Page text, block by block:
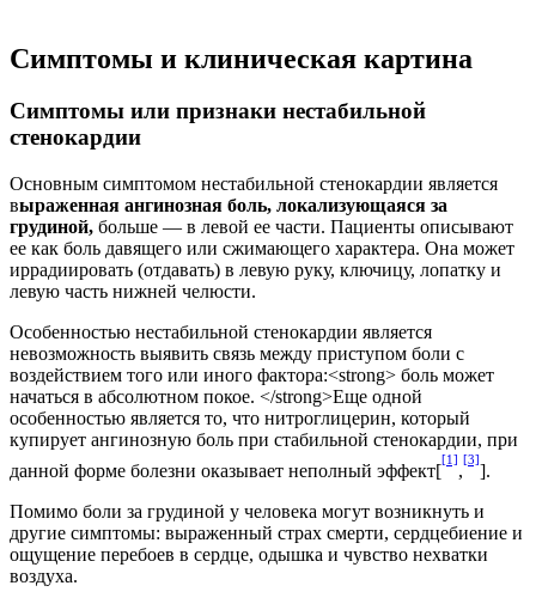
Симптомы и клиническая картина
Симптомы или признаки нестабильной
стенокардии
Основным симптомом нестабильной стенокардии является
выраженная ангинозная боль, локализующаяся за
грудиной, больше — в левой ее части. Пациенты описывают
ее как боль давящего или сжимающего характера. Она может
иррадиировать (отдавать) в левую руку, ключицу, лопатку и
левую часть нижней челюсти.
Особенностью нестабильной стенокардии является
невозможность выявить связь между приступом боли с
воздействием того или иного фактора:<strong> боль может
начаться в абсолютном покое. </strong>Еще одной
особенностью является то, что нитроглицерин, который
купирует ангинозную боль при стабильной стенокардии, при
данной форме болезни оказывает неполный эффект[
[1]
,
[3]
].
Помимо боли за грудиной у человека могут возникнуть и
другие симптомы: выраженный страх смерти, сердцебиение и
ощущение перебоев в сердце, одышка и чувство нехватки
воздуха.